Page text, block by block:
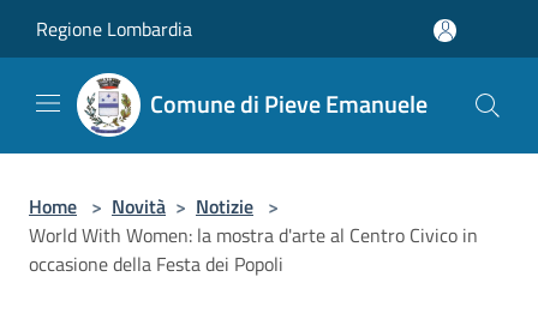
Regione Lombardia
Comune di Pieve Emanuele
Home > Novità > Notizie >
World With Women: la mostra d'arte al Centro Civico in
occasione della Festa dei Popoli